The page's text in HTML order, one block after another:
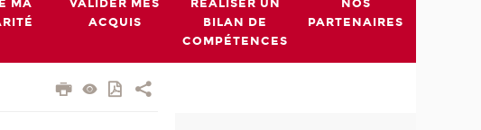
MA
VALIDER MES
ACQUIS
RÉALISER UN
BILAN DE
COMPÉTENCES
NOS
PARTENAIRES